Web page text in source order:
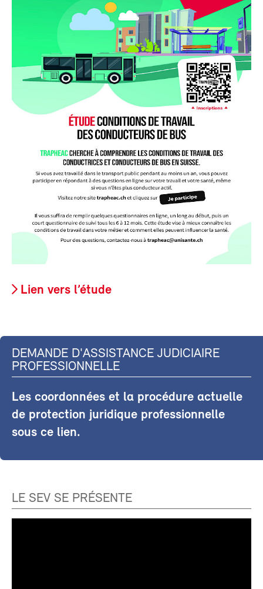
Lien vers l’étude
DEMANDE D'ASSISTANCE JUDICIAIRE
PROFESSIONNELLE
Les coordonnées et la procédure actuelle
de protection juridique professionnelle
sous ce lien.
LE SEV SE PRÉSENTE